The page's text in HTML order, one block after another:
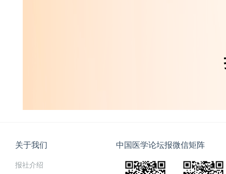
关于我们
报社介绍
中国医学论坛报微信矩阵